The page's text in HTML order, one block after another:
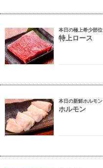
本日の極上希少部位
特上ロース
本日の新鮮ホルモン
ホルモン